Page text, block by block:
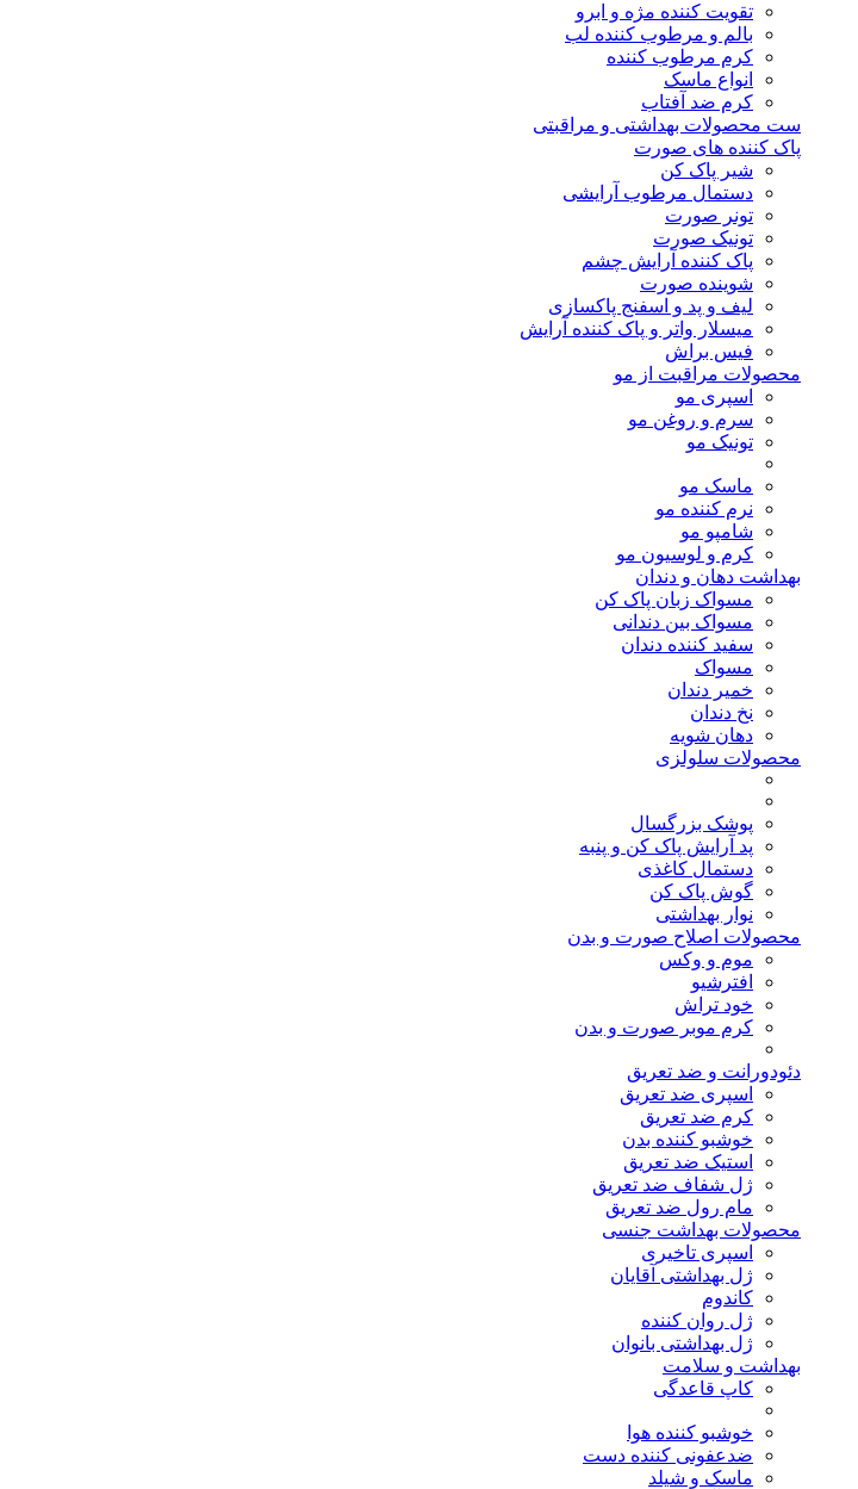
تقویت کننده مژه و ابرو
بالم و مرطوب کننده لب
کرم مرطوب کننده
انواع ماسک
کرم ضد آفتاب
ست محصولات بهداشتی و مراقبتی
پاک کننده های صورت
شیر پاک کن
دستمال مرطوب آرایشی
تونر صورت
تونیک صورت
پاک کننده آرایش چشم
شوینده صورت
لیف و پد و اسفنج پاکسازی
میسلار واتر و پاک کننده آرایش
فیس براش
محصولات مراقبت از مو
اسپری مو
سرم و روغن مو
تونیک مو
ماسک مو
نرم کننده مو
شامپو مو
کرم و لوسیون مو
بهداشت دهان و دندان
مسواک زبان پاک کن
مسواک بین دندانی
سفید کننده دندان
مسواک
خمیر دندان
نخ دندان
دهان شویه
محصولات سلولزی
پوشک بزرگسال
پد آرایش پاک کن و پنبه
دستمال کاغذی
گوش پاک کن
نوار بهداشتی
محصولات اصلاح صورت و بدن
موم و وکس
افترشیو
خود تراش
کرم موبر صورت و بدن
دئودورانت و ضد تعریق
اسپری ضد تعریق
کرم ضد تعریق
خوشبو کننده بدن
استیک ضد تعریق
ژل شفاف ضد تعریق
مام رول ضد تعریق
محصولات بهداشت جنسی
اسپری تاخیری
ژل بهداشتی آقایان
کاندوم
ژل روان کننده
ژل بهداشتی بانوان
بهداشت و سلامت
کاپ قاعدگی
خوشبو کننده هوا
ضدعفونی کننده دست
ماسک و شیلد